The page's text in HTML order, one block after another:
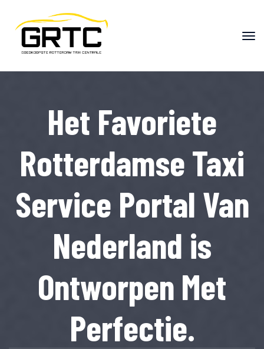
Het Favoriete
Rotterdamse Taxi
Service Portal Van
Nederland is
Ontworpen Met
Perfectie.